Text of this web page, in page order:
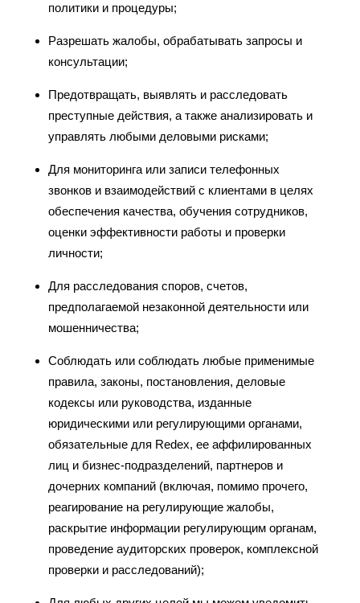
политики и процедуры;
Разрешать жалобы, обрабатывать запросы и
консультации;
Предотвращать, выявлять и расследовать
преступные действия, а также анализировать и
управлять любыми деловыми рисками;
Для мониторинга или записи телефонных
звонков и взаимодействий с клиентами в целях
обеспечения качества, обучения сотрудников,
оценки эффективности работы и проверки
личности;
Для расследования споров, счетов,
предполагаемой незаконной деятельности или
мошенничества;
Соблюдать или соблюдать любые применимые
правила, законы, постановления, деловые
кодексы или руководства, изданные
юридическими или регулирующими органами,
обязательные для Redex, ее аффилированных
лиц и бизнес-подразделений, партнеров и
дочерних компаний (включая, помимо прочего,
реагирование на регулирующие жалобы,
раскрытие информации регулирующим органам,
проведение аудиторских проверок, комплексной
проверки и расследований);